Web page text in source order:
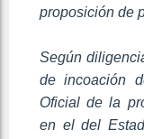
proposición de
Según
de incoación
Oficial de la
en el del